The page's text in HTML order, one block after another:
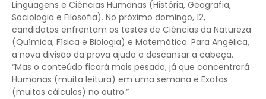
Linguagens e Ciências Humanas (História, Geografia,
Sociologia e Filosofia). No próximo domingo, 12,
candidatos enfrentam os testes de Ciências da Natureza
(Química, Física e Biologia) e Matemática. Para Angélica,
a nova divisão da prova ajuda a descansar a cabeça.
“Mas o conteúdo ficará mais pesado, já que concentrará
Humanas (muita leitura) em uma semana e Exatas
(muitos cálculos) no outro.”